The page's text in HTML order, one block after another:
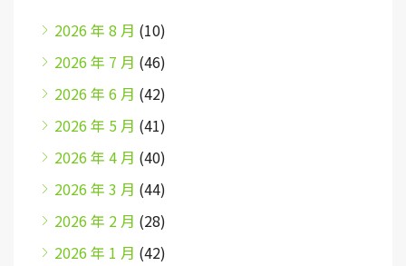
2026 年 8 月 (10)
2026 年 7 月 (46)
2026 年 6 月 (42)
2026 年 5 月 (41)
2026 年 4 月 (40)
2026 年 3 月 (44)
2026 年 2 月 (28)
2026 年 1 月 (42)